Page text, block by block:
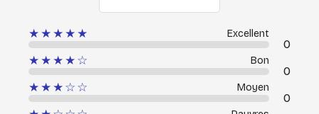
★★★★★ Excellent
0
★★★★☆
Bon
0
★★★☆☆
Moyen
0